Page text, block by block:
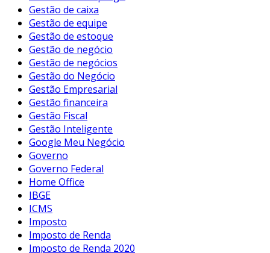
Gestão de caixa
Gestão de equipe
Gestão de estoque
Gestão de negócio
Gestão de negócios
Gestão do Negócio
Gestão Empresarial
Gestão financeira
Gestão Fiscal
Gestão Inteligente
Google Meu Negócio
Governo
Governo Federal
Home Office
IBGE
ICMS
Imposto
Imposto de Renda
Imposto de Renda 2020